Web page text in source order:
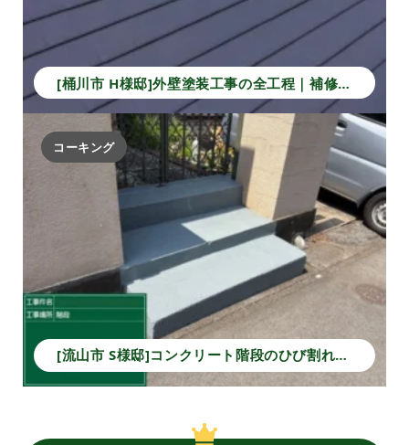
[桶川市 H様邸]外壁塗装工事の全工程｜補修から仕上げで長持ちする住まいへ！
コーキング
[流山市 S様邸]コンクリート階段のひび割れ補修と塗装で安全性と美観を回復！